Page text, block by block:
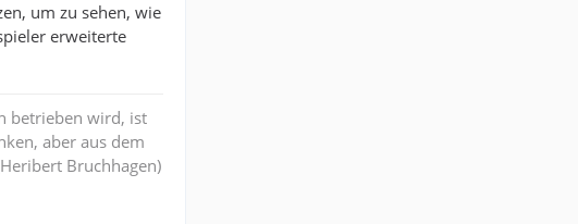
um zu sehen, wie
erweiterte
betrieben wird, ist
aber aus dem
Bruchhagen)